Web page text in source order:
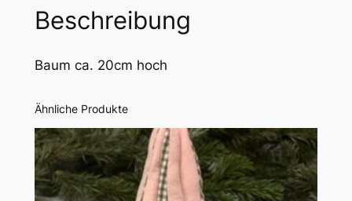
a
e
g
e
Beschreibung
Baum ca. 20cm hoch
Ähnliche Produkte